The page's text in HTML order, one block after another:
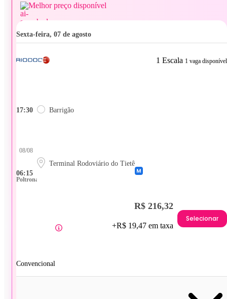
Melhor preço disponível
sexta-feira, 07 de agosto
1 Escala 1 vaga disponível
17:30 Barrigão
06:15
08/08
Terminal Rodoviário do Tietê
Poltrona
Convencional
R$ 216,32
+R$ 19,47 em taxa
Selecionar